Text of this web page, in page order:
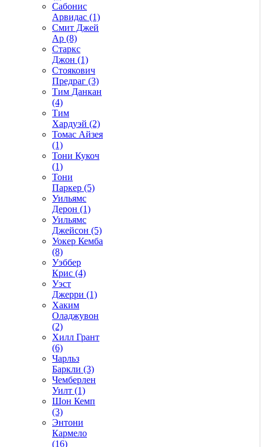
Сабонис
Арвидас (1)
Смит Джей
Ар (8)
Старкс
Джон (1)
Стоякович
Предраг (3)
Тим Данкан
(4)
Тим
Хардуэй (2)
Томас Айзея
(1)
Тони Кукоч
(1)
Тони
Паркер (5)
Уильямс
Дерон (1)
Уильямс
Джейсон (5)
Уокер Кемба
(8)
Уэббер
Крис (4)
Уэст
Джерри (1)
Хаким
Оладжувон
(2)
Хилл Грант
(6)
Чарльз
Баркли (3)
Чемберлен
Уилт (1)
Шон Кемп
(3)
Энтони
Кармело
(16)